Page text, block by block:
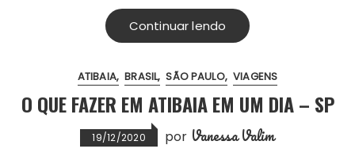
Continuar lendo
ATIBAIA BRASIL SÃO PAULO VIAGENS
O QUE FAZER EM ATIBAIA EM UM DIA – SP
19/12/2020 por Vanessa Valim